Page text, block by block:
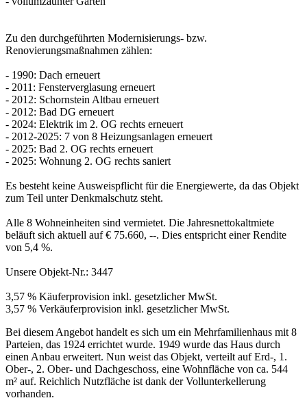
Zu den durchgeführten Modernisierungs- bzw.
Renovierungsmaßnahmen zählen:
- 1990: Dach erneuert
- 2011: Fensterverglasung erneuert
- 2012: Schornstein Altbau erneuert
- 2012: Bad DG erneuert
- 2024: Elektrik im 2. OG rechts erneuert
- 2012-2025: 7 von 8 Heizungsanlagen erneuert
- 2025: Bad 2. OG rechts erneuert
- 2025: Wohnung 2. OG rechts saniert
Es besteht keine Ausweispflicht für die Energiewerte, da das Objekt
zum Teil unter Denkmalschutz steht.
Alle 8 Wohneinheiten sind vermietet. Die Jahresnettokaltmiete
beläuft sich aktuell auf € 75.660, --. Dies entspricht einer Rendite
von 5,4 %.
Unsere Objekt-Nr.: 3447
3,57 % Käuferprovision inkl. gesetzlicher MwSt.
3,57 % Verkäuferprovision inkl. gesetzlicher MwSt.
Bei diesem Angebot handelt es sich um ein Mehrfamilienhaus mit 8
Parteien, das 1924 errichtet wurde. 1949 wurde das Haus durch
einen Anbau erweitert. Nun weist das Objekt, verteilt auf Erd-, 1.
Ober-, 2. Ober- und Dachgeschoss, eine Wohnfläche von ca. 544
m² auf. Reichlich Nutzfläche ist dank der Vollunterkellerung
vorhanden.